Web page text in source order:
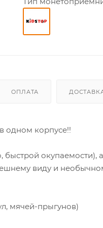
ОПЛАТА
одном корпусе!!
окупаемости),
виду и
мячей-прыгунов)